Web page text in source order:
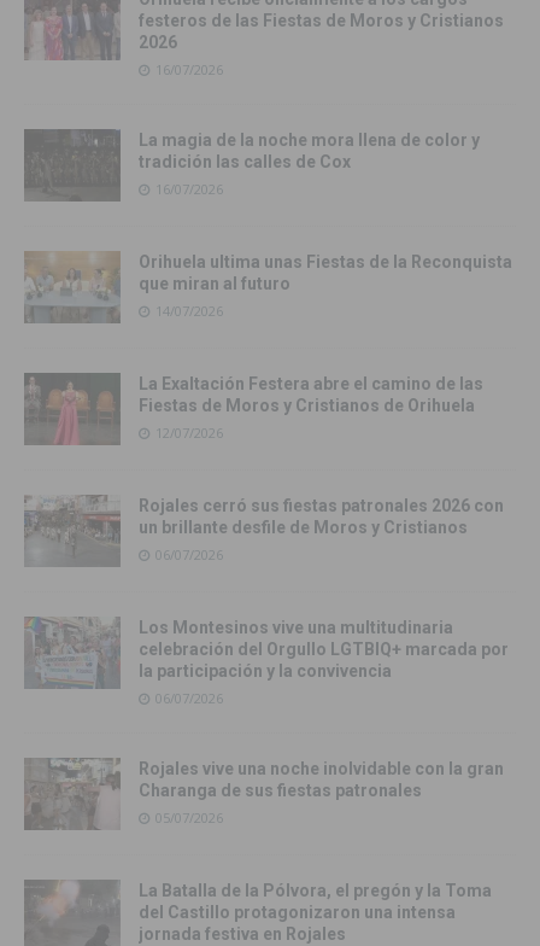
festeros de las Fiestas de Moros y Cristianos
2026
16/07/2026
La magia de la noche mora llena de color y
tradición las calles de Cox
16/07/2026
Orihuela ultima unas Fiestas de la Reconquista
que miran al futuro
14/07/2026
La Exaltación Festera abre el camino de las
Fiestas de Moros y Cristianos de Orihuela
12/07/2026
Rojales cerró sus fiestas patronales 2026 con
un brillante desfile de Moros y Cristianos
06/07/2026
Los Montesinos vive una multitudinaria
celebración del Orgullo LGTBIQ+ marcada por
la participación y la convivencia
06/07/2026
Rojales vive una noche inolvidable con la gran
Charanga de sus fiestas patronales
05/07/2026
La Batalla de la Pólvora, el pregón y la Toma
del Castillo protagonizaron una intensa
jornada festiva en Rojales